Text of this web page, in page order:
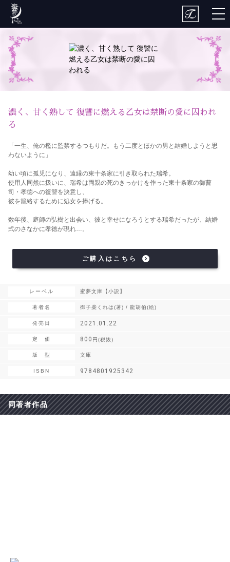
濃く、甘く熟して 復讐に燃える乙女は禁断の愛に囚われ
る
「一生、俺の檻に監禁するつもりだ。もう二度とほかの男と結婚しようと思
わないように」
幼い頃に孤児になり、遠縁の東十条家に引き取られた瑞希。
使用人同然に扱いに、瑞希は両親の死のきっかけを作った東十条家の御曹
司・孝徳への復讐を決意し、
彼を籠絡するために処女を捧げる。
数年後、庭師の弘樹と出会い、彼と幸せになろうとする瑞希だったが、結婚
式のさなかに孝徳が現れ…。
ご購入はこちら
レーベル 蜜夢文庫【小説】
著者名 御子柴くれは(著) / 龍胡伯(絵)
発売日 2021.01.22
定 価 800 円(税抜)
版 型 文庫
ISBN 9784801925342
同著者作品